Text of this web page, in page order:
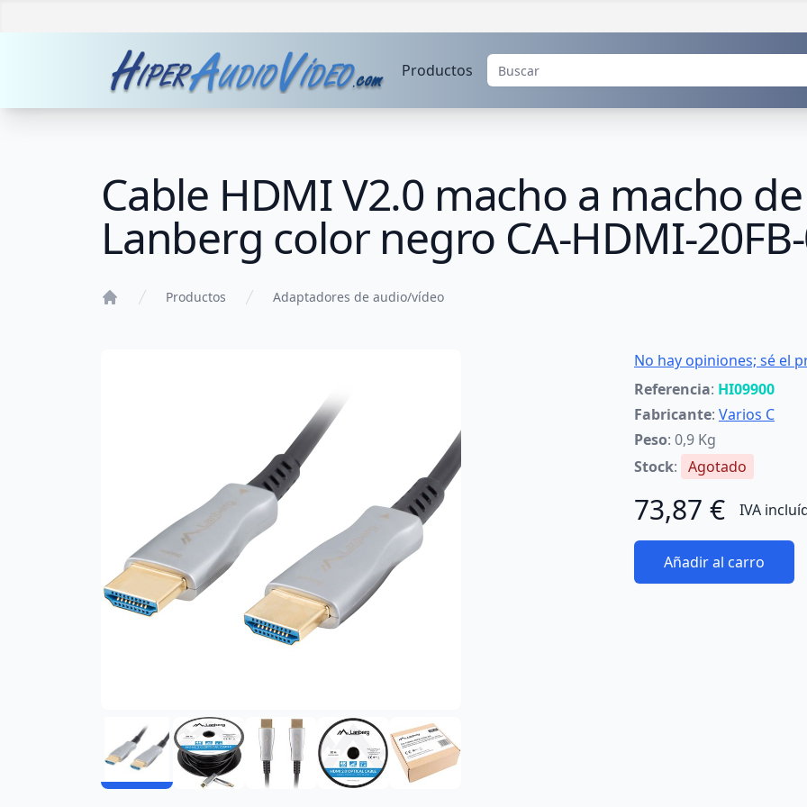
Productos
Cable HDMI V2.0 macho a macho
Lanberg color negro CA-HDMI-
Productos Adaptadores de audio/vídeo
No hay opiniones; sé el
Referencia: HI09900
Fabricante: Varios C
Peso: 0,9 Kg
Stock: Agotado
73,87 € IVA
Añadir al carro